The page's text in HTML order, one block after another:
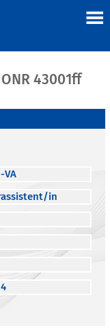
43001ff
VA
in